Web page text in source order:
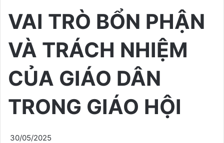
VAI TRÒ BỔN PHẬN
VÀ TRÁCH NHIỆM
CỦA GIÁO DÂN
TRONG GIÁO HỘI
30/05/2025